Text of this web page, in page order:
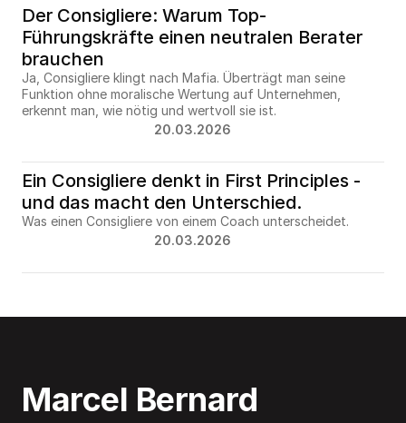
Der Consigliere: Warum Top-
Führungskräfte einen neutralen Berater
brauchen
Ja, Consigliere klingt nach Mafia. Überträgt man seine
Funktion ohne moralische Wertung auf Unternehmen,
erkennt man, wie nötig und wertvoll sie ist.
20.03.2026
Ein Consigliere denkt in First Principles -
und das macht den Unterschied.
Was einen Consigliere von einem Coach unterscheidet.
20.03.2026
Marcel Bernard